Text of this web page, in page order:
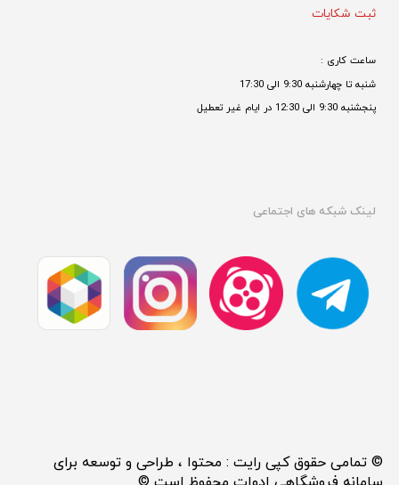
ثبت شکایات
ساعت کاری :
شنبه تا چهارشنبه 9:30 الی 17:30
پنجشنبه 9:30 الی 12:30 در ایام غیر تعطیل
لینک شبکه های اجتماعی
© تمامی حقوق کپی رایت : محتوا ، طراحی و توسعه برای